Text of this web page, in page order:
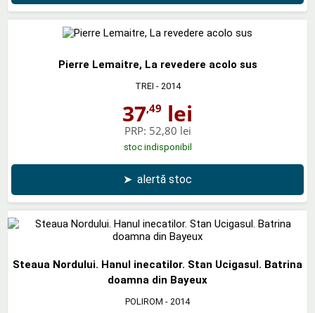
Pierre Lemaitre, La revedere acolo sus
TREI - 2014
37,49 lei
PRP: 52,80 lei
stoc indisponibil
➤ alertă stoc
Steaua Nordului. Hanul inecatilor. Stan Ucigasul. Batrina
doamna din Bayeux
POLIROM - 2014